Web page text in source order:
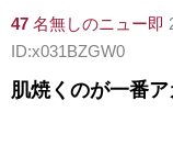
47 名無しのニュー即
ID:x031BZGW0
肌焼くのが一番